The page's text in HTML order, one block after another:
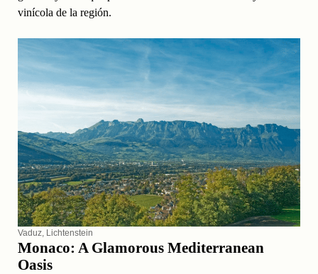
vinícola de la región.
Vaduz, Lichtenstein
Monaco: A Glamorous Mediterranean
Oasis